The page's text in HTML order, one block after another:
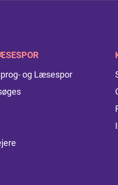
og Læsespor